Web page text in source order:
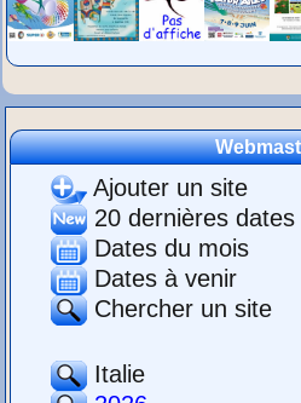
Ajouter un site
20 dernières dates
Dates du mois
Dates à venir
Chercher un site
Italie